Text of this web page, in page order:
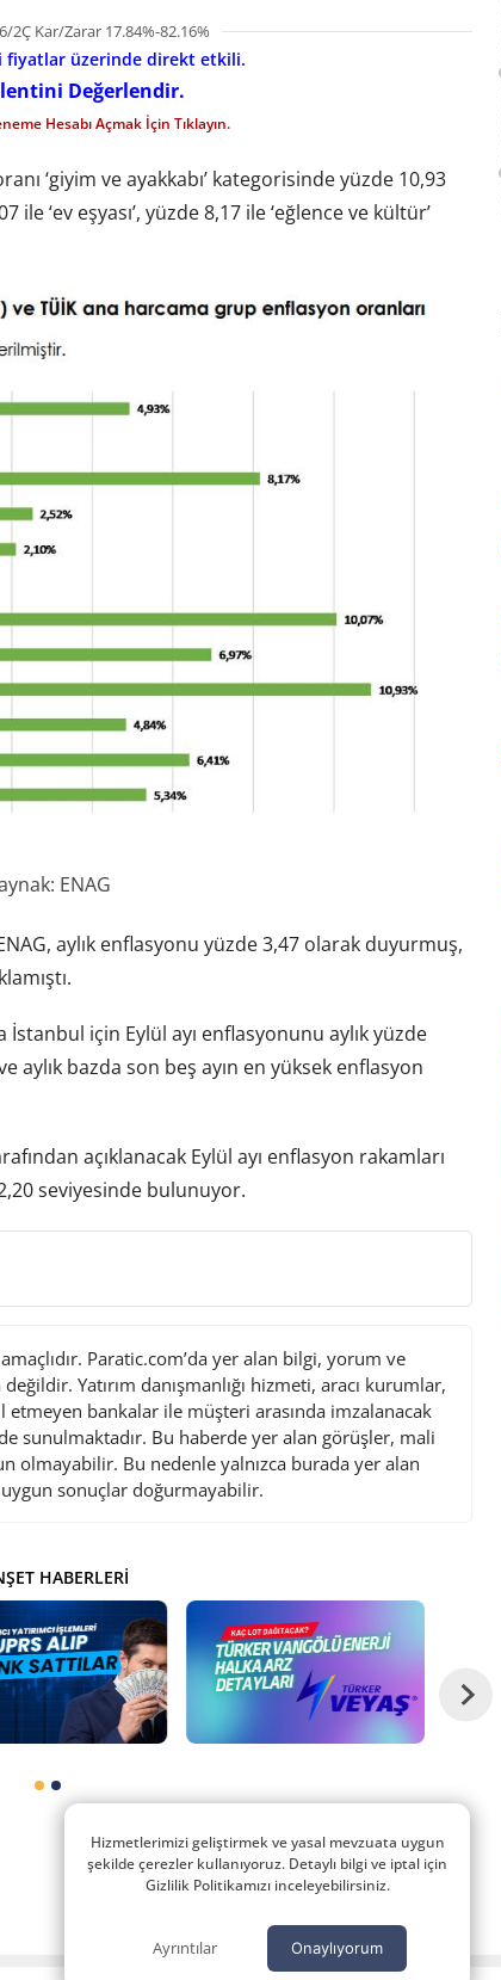
Kar/Zarar 17.84%-82.16%
fiyatlar üzerinde direkt etkili.
Değerlendir.
Hesabı Açmak İçin Tıklayın.
‘giyim ve ayakkabı’ kategorisinde yüzde 10,93
‘ev eşyası’, yüzde 8,17 ile ‘eğlence ve kültür’
ENAG
aylık enflasyonu yüzde 3,47 olarak duyurmuş,
için Eylül ayı enflasyonunu aylık yüzde
aylık bazda son beş ayın en yüksek enflasyon
açıklanacak Eylül ayı enflasyon rakamları
seviyesinde bulunuyor.
Paratic.com’da yer alan bilgi, yorum ve
Yatırım danışmanlığı hizmeti, aracı kurumlar,
bankalar ile müşteri arasında imzalanacak
sunulmaktadır. Bu haberde yer alan görüşler, mali
olmayabilir. Bu nedenle yalnızca burada yer alan
sonuçlar doğurmayabilir.
HABERLERI
Hizmetlerimizi geliştirmek ve yasal mevzuata uygun
şekilde çerezler kullanıyoruz. Detaylı bilgi ve iptal için
Gizlilik Politikamızı inceleyebilirsiniz.
Ayrıntılar Onaylıyorum